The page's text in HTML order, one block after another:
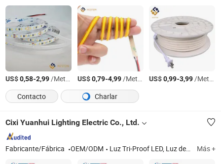
US$0,58-2,99/Metro US$0,79-4,99/Metro US$0,99-3,99/Metro
Contacto
Charlar
Cixi Yuanhui Lighting Electric Co., Ltd.
Fabricante/Fábrica OEM/ODM Luz Tri-Proof LED, Luz de Panel LED, Luz Impermeable LED, Luz de Empotrar LED, Lámpara de Techo LED Más +